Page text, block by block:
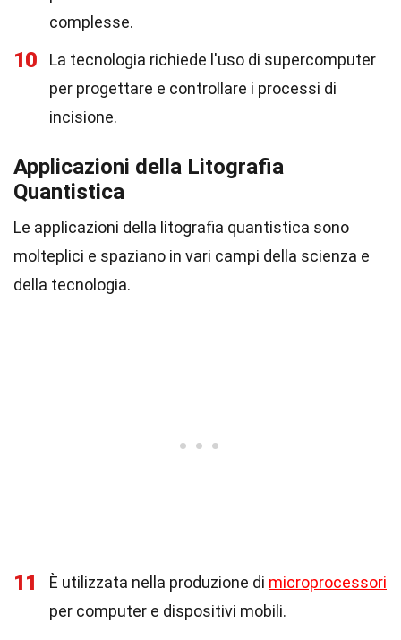
complesse.
10
La tecnologia richiede l'uso di supercomputer
per progettare e controllare i processi di
incisione.
Applicazioni della Litografia
Quantistica
Le applicazioni della litografia quantistica sono
molteplici e spaziano in vari campi della scienza e
della tecnologia.
11 È utilizzata nella produzione di microprocessori
per computer e dispositivi mobili.